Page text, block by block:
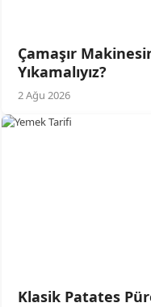
Çamaşır
Yıkamalıyız?
2 Ağu 2026
Klasik Patates